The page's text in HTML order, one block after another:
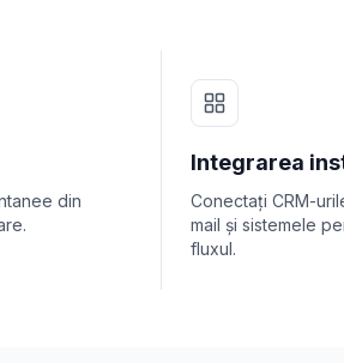
din
Integrarea
Conectați CRM-
mail și sistemele
fluxul.